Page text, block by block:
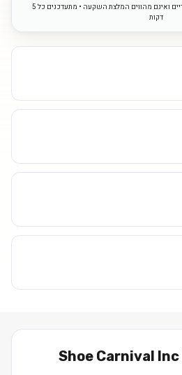
הנתונים מבוססים על מקורות ציבוריים ואינם מהווים המלצת השקעה • מתעדכנים כל 5
דקות
Shoe Carnival Inc